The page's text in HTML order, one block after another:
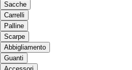
Sacche
Carrelli
Palline
Scarpe
Abbigliamento
Guanti